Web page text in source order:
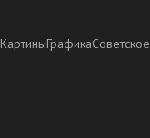
КартиныГрафикаСоветское